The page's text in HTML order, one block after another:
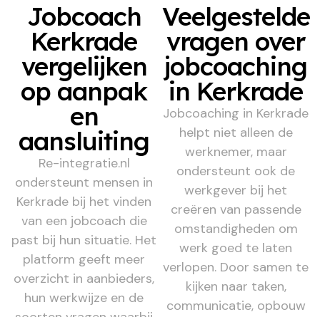
Jobcoach
Kerkrade
vergelijken
op aanpak
en
aansluiting
Re-integratie.nl
ondersteunt mensen in
Kerkrade bij het vinden
van een jobcoach die
past bij hun situatie. Het
platform geeft meer
overzicht in aanbieders,
hun werkwijze en de
Veelgestelde
vragen over
jobcoaching
in Kerkrade
Jobcoaching in Kerkrade
helpt niet alleen de
werknemer, maar
ondersteunt ook de
werkgever bij het
creëren van passende
omstandigheden om
werk goed te laten
verlopen. Door samen te
kijken naar taken,
communicatie, opbouw